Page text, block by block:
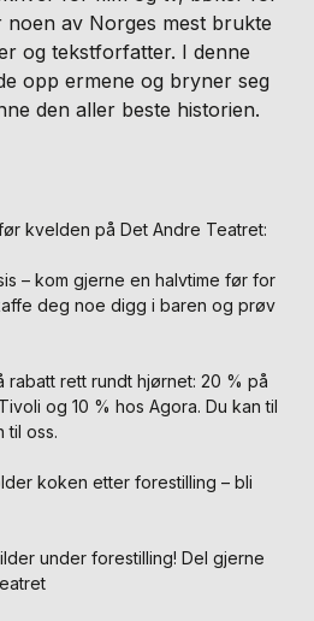
av Norges mest brukte
og tekstforfatter. I denne
opp ermene og bryner seg
den aller beste historien.
kvelden på Det Andre Teatret:
– kom gjerne en halvtime før for
deg noe digg i baren og prøv
rabatt rett rundt hjørnet: 20 % på
og 10 % hos Agora. Du kan til
til oss.
koken etter forestilling – bli
under forestilling! Del gjerne